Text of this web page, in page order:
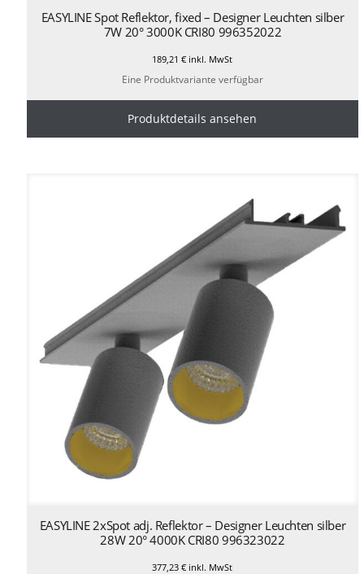
EASYLINE Spot Reflektor, fixed – Designer Leuchten silber
7W 20° 3000K CRI80 996352022
189,21€ inkl. MwSt
Eine Produktvariante verfügbar
Produktdetails ansehen
EASYLINE 2xSpot adj. Reflektor – Designer Leuchten silber
28W 20° 4000K CRI80 996323022
377,23€ inkl. MwSt